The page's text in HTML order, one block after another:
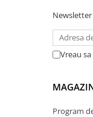
Acumulatori Gel
Acumulatori Moto
Electronice
Roboti Pornire Auto
Newsletter
Vreau
Program